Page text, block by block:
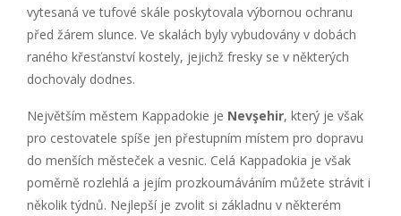
vytesaná ve tufové skále poskytovala výbornou ochranu
před žárem slunce. Ve skalách byly vybudovány v dobách
raného křesťanství kostely, jejichž fresky se v některých
dochovaly dodnes.
Největším městem Kappadokie je Nevşehir, který je však
pro cestovatele spíše jen přestupním místem pro dopravu
do menších městeček a vesnic. Celá Kappadokia je však
poměrně rozlehlá a jejím prozkoumáváním můžete strávit i
několik týdnů. Nejlepší je zvolit si základnu v některém